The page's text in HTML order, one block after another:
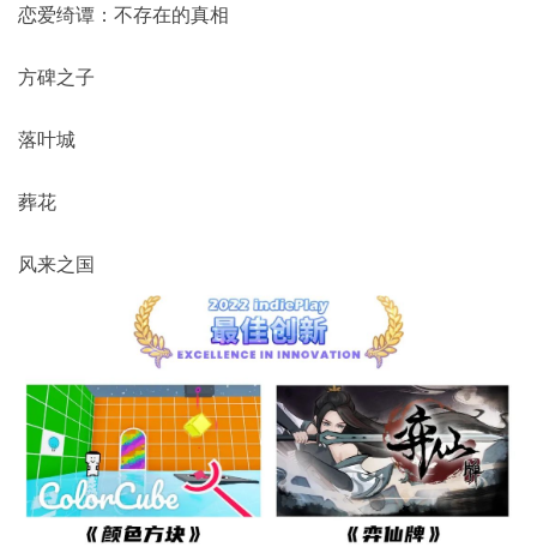
恋爱绮谭：不存在的真相
方碑之子
落叶城
葬花
风来之国